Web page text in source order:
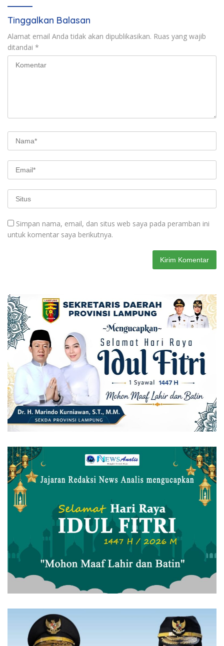
Tinggalkan Balasan
Alamat email Anda tidak akan dipublikasikan. Ruas yang wajib
ditandai *
Simpan nama, email, dan situs web saya pada peramban ini
untuk komentar saya berikutnya.